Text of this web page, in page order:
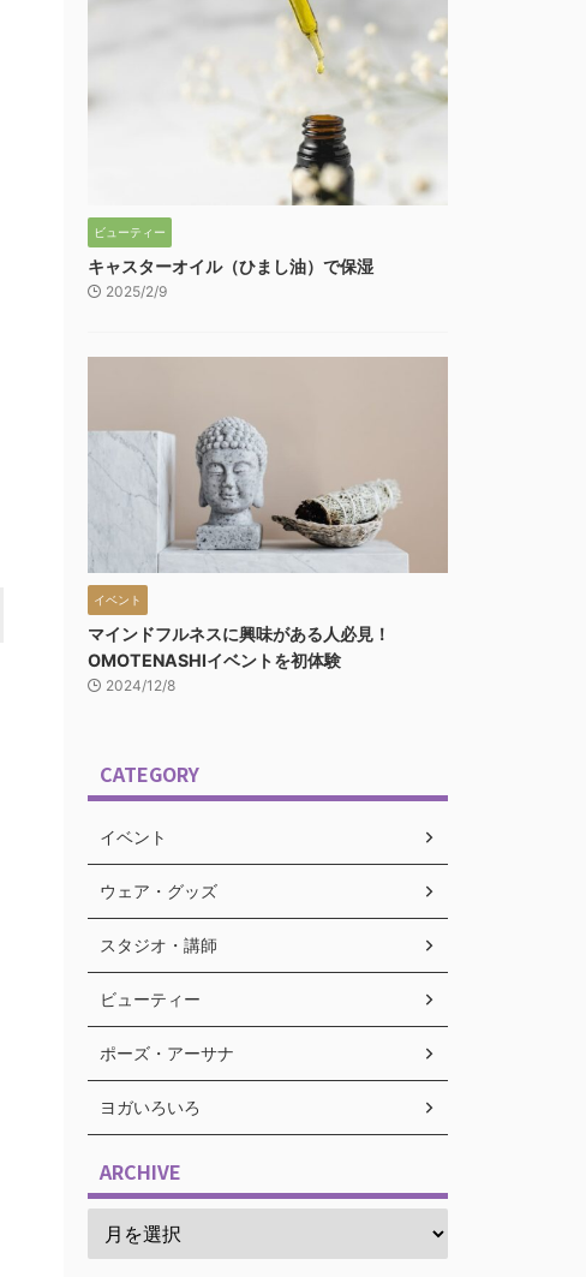
ビューティー
キャスターオイル（ひまし油）で保湿
2025/2/9
イベント
マインドフルネスに興味がある人必見！
OMOTENASHIイベントを初体験
2024/12/8
CATEGORY
イベント
ウェア・グッズ
スタジオ・講師
ビューティー
ポーズ・アーサナ
ヨガいろいろ
ARCHIVE